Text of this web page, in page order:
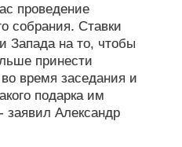
проведение
собрания. Ставки
Запада на то, чтобы
принести
время заседания и
подарка им
заявил Александр